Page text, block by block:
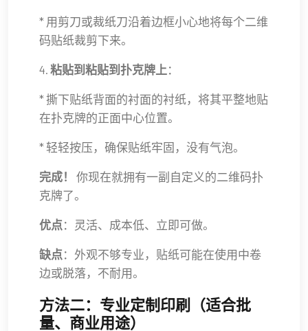
* 用剪刀或裁纸刀沿着边框小心地将每个二维
码贴纸裁剪下来。
4. 粘贴到粘贴到扑克牌上 ：
* 撕下贴纸背面的衬面的衬纸，将其平整地贴
在扑克牌的正面中心位置。
* 轻轻按压，确保贴纸牢固，没有气泡。
完成！
你现在就拥有一副自定义的二维码扑
克牌了。
优点 ：灵活、成本低、立即可做。
缺点 ：外观不够专业，贴纸可能在使用中卷
边或脱落，不耐用。
方法二：专业定制印刷（适合批
量、商业用途）